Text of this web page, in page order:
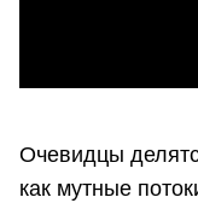
Очевидцы
как мутные